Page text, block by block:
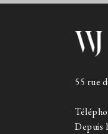
55 rue
Depuis